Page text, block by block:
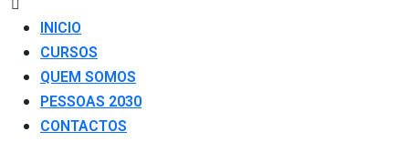
INICIO
CURSOS
QUEM SOMOS
PESSOAS 2030
CONTACTOS